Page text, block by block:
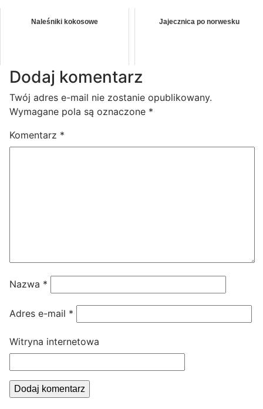
Naleśniki kokosowe Jajecznica po norwesku
Dodaj komentarz
Twój adres e-mail nie zostanie opublikowany.
Wymagane pola są oznaczone *
Komentarz *
Nazwa *
Adres e-mail *
Witryna internetowa